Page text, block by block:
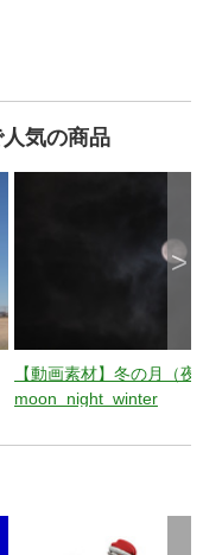
気の商品
【動画素材】冬の月（夜
moon_night_winter
>